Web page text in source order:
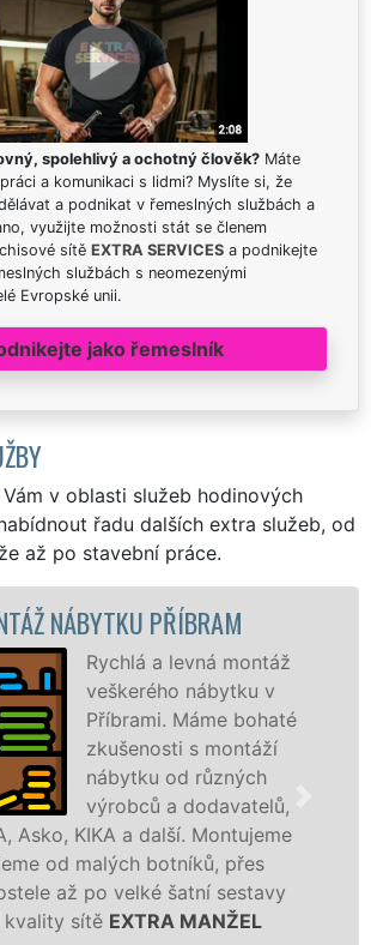
spolehlivý a ochotný člověk? Máte
a komunikaci s lidmi? Myslíte si, že
a podnikat v řemeslných službách a
využijte možnosti stát se členem
sítě EXTRA SERVICES a podnikejte
službách s neomezenými
Evropské unii.
jako řemeslník
v oblasti služeb hodinových
řadu dalších extra služeb, od
až po stavební práce.
NÁBYTKU PŘÍBRAM
Rychlá a levná montáž
veškerého nábytku v
Příbrami. Máme bohaté
zkušenosti s montáží
nábytku od různých
výrobců a dodavatelů,
Asko, KIKA a další. Montujeme
od malých botníků, přes
až po velké šatní sestavy
kvality sítě EXTRA MANŽEL